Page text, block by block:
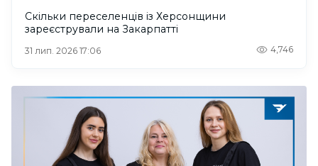
Скільки переселенців із Херсонщини
зареєстрували на Закарпатті
31 лип. 2026 17:06 4,746